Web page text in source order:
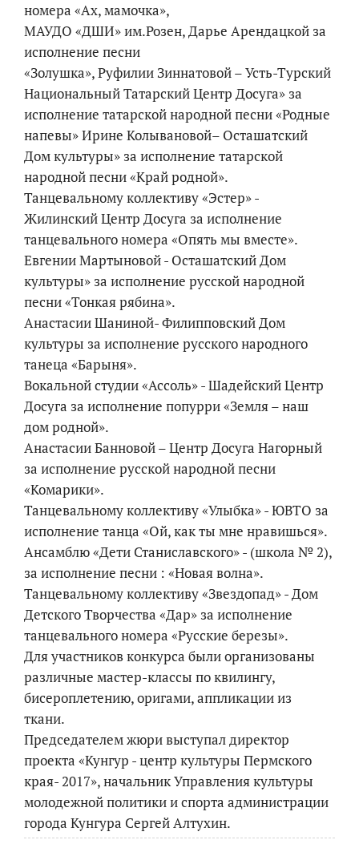
номера «Ах, мамочка»,
МАУДО «ДШИ» им.Розен, Дарье Арендацкой за
исполнение песни
«Золушка», Руфилии Зиннатовой – Усть-Турский
Национальный Татарский Центр Досуга» за
исполнение татарской народной песни «Родные
напевы» Ирине Колывановой– Осташатский
Дом культуры» за исполнение татарской
народной песни «Край родной».
Танцевальному коллективу «Эстер» -
Жилинский Центр Досуга за исполнение
танцевального номера «Опять мы вместе».
Евгении Мартыновой - Осташатский Дом
культуры» за исполнение русской народной
песни «Тонкая рябина».
Анастасии Шаниной- Филипповский Дом
культуры за исполнение русского народного
танеца «Барыня».
Вокальной студии «Ассоль» - Шадейский Центр
Досуга за исполнение попурри «Земля – наш
дом родной».
Анастасии Банновой – Центр Досуга Нагорный
за исполнение русской народной песни
«Комарики».
Танцевальному коллективу «Улыбка» - ЮВТО за
исполнение танца «Ой, как ты мне нравишься».
Ансамблю «Дети Станиславского» - (школа № 2),
за исполнение песни : «Новая волна».
Танцевальному коллективу «Звездопад» - Дом
Детского Творчества «Дар» за исполнение
танцевального номера «Русские березы».
Для участников конкурса были организованы
различные мастер-классы по квилингу,
бисероплетению, оригами, аппликации из
ткани.
Председателем жюри выступал директор
проекта «Кунгур - центр культуры Пермского
края- 2017», начальник Управления культуры
молодежной политики и спорта администрации
города Кунгура Сергей Алтухин.